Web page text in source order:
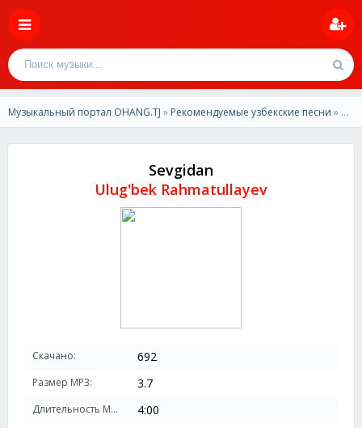
Музыкальный портал OHANG.TJ » Рекомендуемые узбекские песни » Ulug'bek Rahmatullayev - Sevgidan
Sevgidan
Ulug'bek Rahmatullayev
Скачано: 692
Размер MP3: 3.7
Длительность MP3: 4:00